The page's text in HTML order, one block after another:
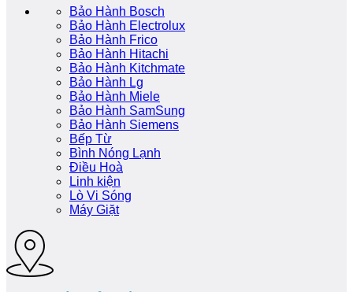
Bảo Hành Bosch
Bảo Hành Electrolux
Bảo Hành Frico
Bảo Hành Hitachi
Bảo Hành Kitchmate
Bảo Hành Lg
Bảo Hành Miele
Bảo Hành SamSung
Bảo Hành Siemens
Bếp Từ
Bình Nóng Lạnh
Điều Hoà
Linh kiện
Lò Vi Sóng
Máy Giặt